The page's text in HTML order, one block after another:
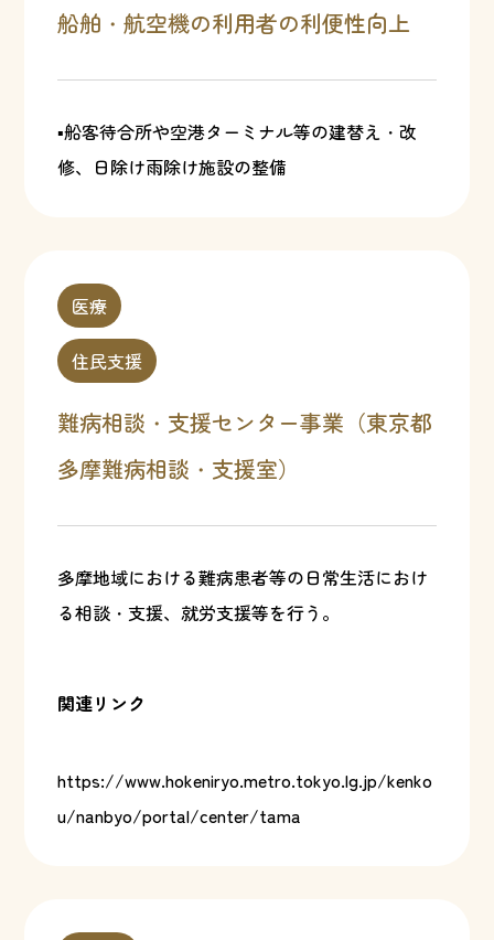
船舶・航空機の利用者の利便性向上
▪船客待合所や空港ターミナル等の建替え・改
修、日除け雨除け施設の整備
医療
住民支援
難病相談・支援センター事業（東京都
多摩難病相談・支援室）
多摩地域における難病患者等の日常生活におけ
る相談・支援、就労支援等を行う。
関連リンク
https://www.hokeniryo.metro.tokyo.lg.jp/kenko
u/nanbyo/portal/center/tama